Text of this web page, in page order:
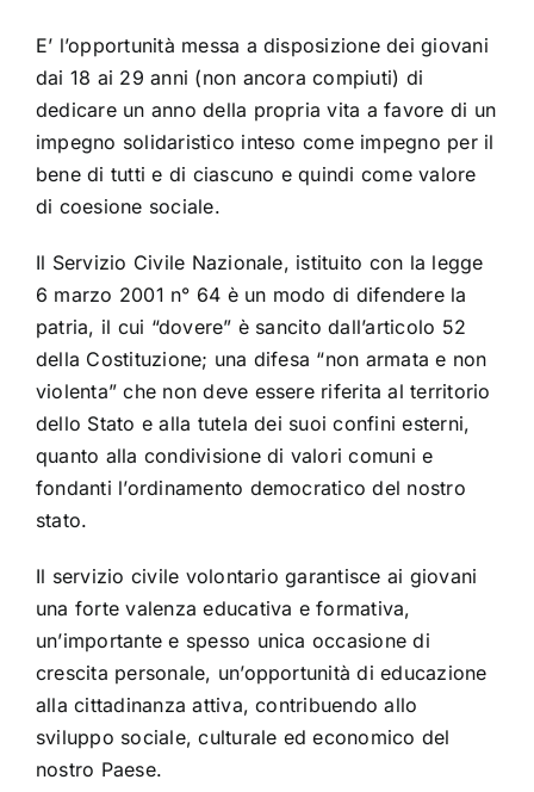
E’ l’opportunità messa a disposizione dei giovani
dai 18 ai 29 anni (non ancora compiuti) di
dedicare un anno della propria vita a favore di un
impegno solidaristico inteso come impegno per il
bene di tutti e di ciascuno e quindi come valore
di coesione sociale.
Il Servizio Civile Nazionale, istituito con la legge
6 marzo 2001 n° 64 è un modo di difendere la
patria, il cui “dovere” è sancito dall’articolo 52
della Costituzione; una difesa “non armata e non
violenta” che non deve essere riferita al territorio
dello Stato e alla tutela dei suoi confini esterni,
quanto alla condivisione di valori comuni e
fondanti l’ordinamento democratico del nostro
stato.
Il servizio civile volontario garantisce ai giovani
una forte valenza educativa e formativa,
un’importante e spesso unica occasione di
crescita personale, un’opportunità di educazione
alla cittadinanza attiva, contribuendo allo
sviluppo sociale, culturale ed economico del
nostro Paese.